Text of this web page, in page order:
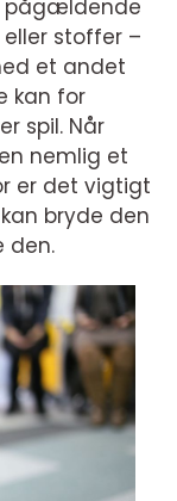
pågældende
stoffer –
et andet
kan for
spil. Når
nemlig et
er det vigtigt
bryde den
den.